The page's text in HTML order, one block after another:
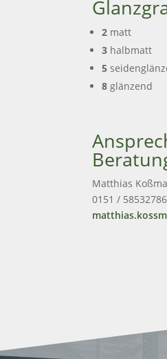
2 matt
3 halbmatt
5
8 glänzend
Matthias
0151 / 58532786